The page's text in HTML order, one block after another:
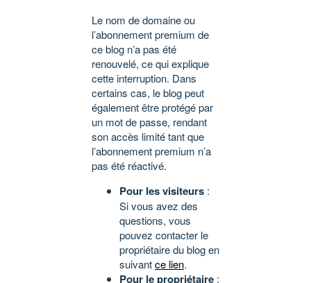
Le nom de domaine ou
l’abonnement premium de
ce blog n’a pas été
renouvelé, ce qui explique
cette interruption. Dans
certains cas, le blog peut
également être protégé par
un mot de passe, rendant
son accès limité tant que
l’abonnement premium n’a
pas été réactivé.
Pour les visiteurs :
Si vous avez des
questions, vous
pouvez contacter le
propriétaire du blog en
suivantce lien.
Pour le propriétaire :